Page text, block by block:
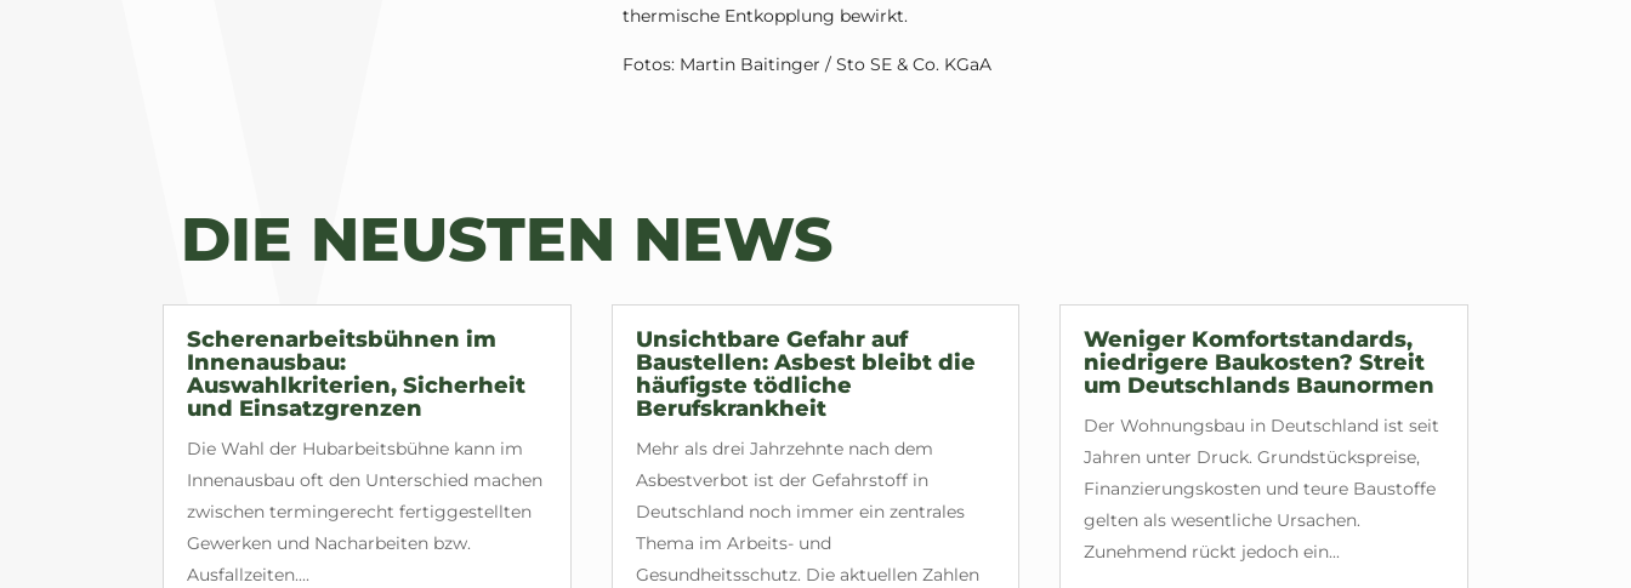
thermische Entkopplung bewirkt.
Fotos: Martin Baitinger / Sto SE & Co. KGaA
DIE NEUSTEN NEWS
Scherenarbeitsbühnen im
Innenausbau:
Auswahlkriterien, Sicherheit
und Einsatzgrenzen
Die Wahl der Hubarbeitsbühne kann im
Innenausbau oft den Unterschied machen
zwischen termingerecht fertiggestellten
Gewerken und Nacharbeiten bzw.
Ausfallzeiten....
Unsichtbare Gefahr auf
Baustellen: Asbest bleibt die
häufigste tödliche
Berufskrankheit
Mehr als drei Jahrzehnte nach dem
Asbestverbot ist der Gefahrstoff in
Deutschland noch immer ein zentrales
Thema im Arbeits- und
Gesundheitsschutz. Die aktuellen Zahlen
Weniger Komfortstandards,
niedrigere Baukosten? Streit
um Deutschlands Baunormen
Der Wohnungsbau in Deutschland ist seit
Jahren unter Druck. Grundstückspreise,
Finanzierungskosten und teure Baustoffe
gelten als wesentliche Ursachen.
Zunehmend rückt jedoch ein...